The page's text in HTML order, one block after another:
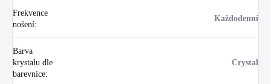
Frekvence
nošení:
Každodenní
Barva
krystalu dle
barevnice:
Crystal